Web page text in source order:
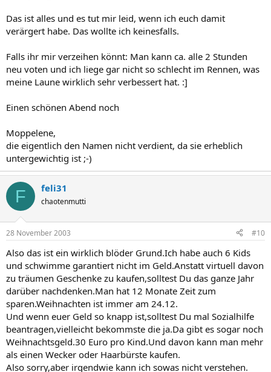
Das ist alles und es tut mir leid, wenn ich euch damit
verärgert habe. Das wollte ich keinesfalls.
Falls ihr mir verzeihen könnt: Man kann ca. alle 2 Stunden
neu voten und ich liege gar nicht so schlecht im Rennen, was
meine Laune wirklich sehr verbessert hat. :]
Einen schönen Abend noch
Moppelene,
die eigentlich den Namen nicht verdient, da sie erheblich
untergewichtig ist ;-)
F feli31
chaotenmutti
28 November 2003 #10
Also das ist ein wirklich blöder Grund.Ich habe auch 6 Kids
und schwimme garantiert nicht im Geld.Anstatt virtuell davon
zu träumen Geschenke zu kaufen,solltest Du das ganze Jahr
darüber nachdenken.Man hat 12 Monate Zeit zum
sparen.Weihnachten ist immer am 24.12.
Und wenn euer Geld so knapp ist,solltest Du mal Sozialhilfe
beantragen,vielleicht bekommste die ja.Da gibt es sogar noch
Weihnachtsgeld.30 Euro pro Kind.Und davon kann man mehr
als einen Wecker oder Haarbürste kaufen.
Also sorry,aber irgendwie kann ich sowas nicht verstehen.